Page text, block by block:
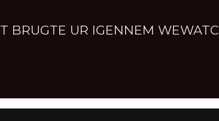
BRUGTE UR IGENNEM